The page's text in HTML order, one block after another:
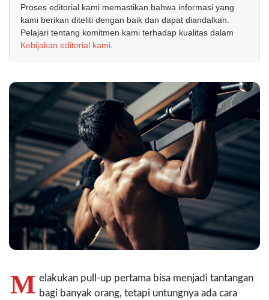
Proses editorial kami memastikan bahwa informasi yang
kami berikan diteliti dengan baik dan dapat diandalkan.
Pelajari tentang komitmen kami terhadap kualitas dalam
Kebijakan editorial kami
M elakukan pull-up pertama bisa menjadi tantangan
bagi banyak orang, tetapi untungnya ada cara